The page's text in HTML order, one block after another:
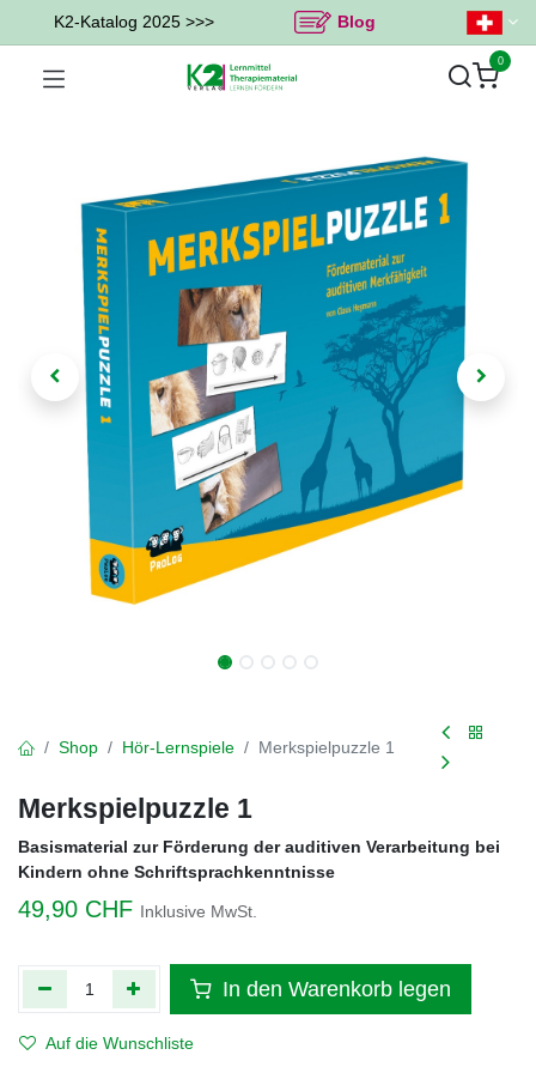
K2-Katalog 2025 >>> Blog
0
Shop Hör-Lernspiele Merkspielpuzzle 1
Merkspielpuzzle 1
Basismaterial zur Förderung der auditiven Verarbeitung bei
Kindern ohne Schriftsprachkenntnisse
49,90 CHF Inklusive MwSt.
In den Warenkorb legen
Auf die Wunschliste